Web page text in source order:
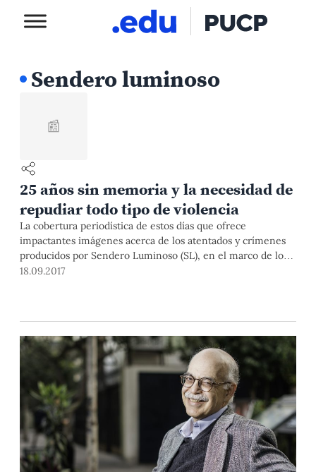
Sendero luminoso
📰
25 años sin memoria y la necesidad de
repudiar todo tipo de violencia
La cobertura periodística de estos días que ofrece
impactantes imágenes acerca de los atentados y crímenes
producidos por Sendero Luminoso (SL), en el marco de los
25 años de la captura de su líder Abimael Guzmán,
18.09.2017